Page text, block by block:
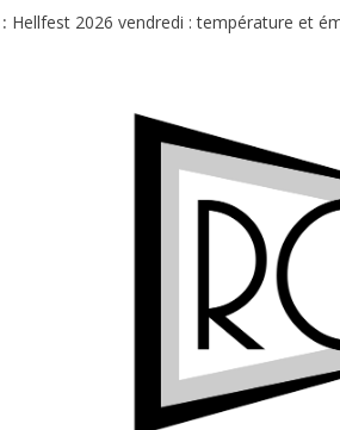
Hellfest 2026 vendredi : température et
Jon Spencer & the HITmakers : coup de